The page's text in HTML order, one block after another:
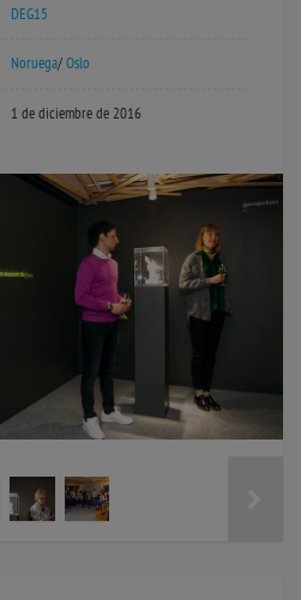
DEG15
Noruega/Oslo
1 de diciembre de 2016